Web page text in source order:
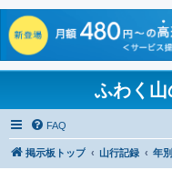
ふわく
FAQ
掲示板トップ 山行記録 年